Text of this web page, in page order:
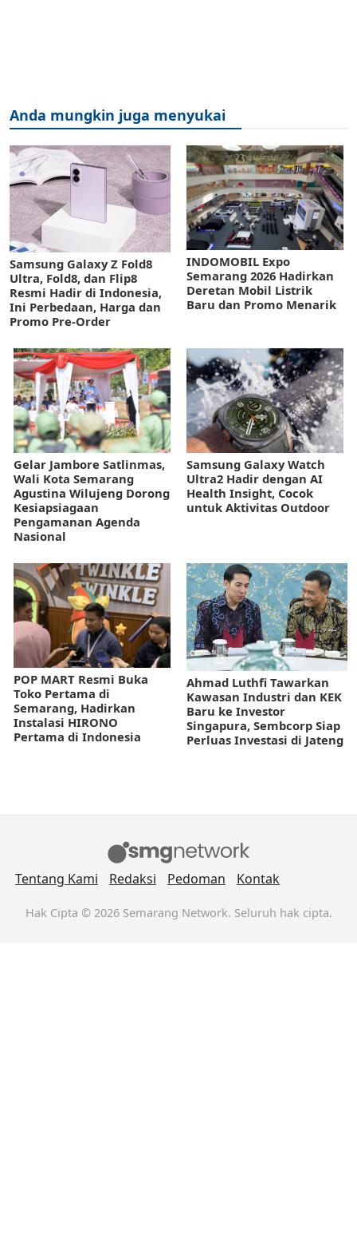
Anda mungkin juga menyukai
Samsung Galaxy Z Fold8
Ultra, Fold8, dan Flip8
Resmi Hadir di Indonesia,
Ini Perbedaan, Harga dan
Promo Pre-Order
INDOMOBIL Expo
Semarang 2026 Hadirkan
Deretan Mobil Listrik
Baru dan Promo Menarik
Gelar Jambore Satlinmas,
Wali Kota Semarang
Agustina Wilujeng Dorong
Kesiapsiagaan
Pengamanan Agenda
Nasional
Samsung Galaxy Watch
Ultra2 Hadir dengan AI
Health Insight, Cocok
untuk Aktivitas Outdoor
POP MART Resmi Buka
Toko Pertama di
Semarang, Hadirkan
Instalasi HIRONO
Pertama di Indonesia
Ahmad Luthfi Tawarkan
Kawasan Industri dan KEK
Baru ke Investor
Singapura, Sembcorp Siap
Perluas Investasi di Jateng
Tentang Kami Redaksi Pedoman Kontak
Hak Cipta © 2026 Semarang Network. Seluruh hak cipta.